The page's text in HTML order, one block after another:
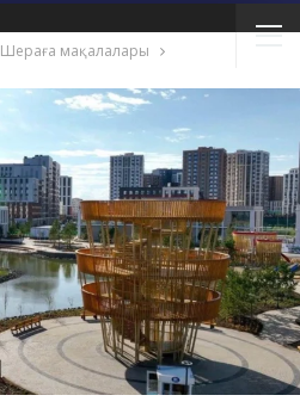
Шераға мақалалары